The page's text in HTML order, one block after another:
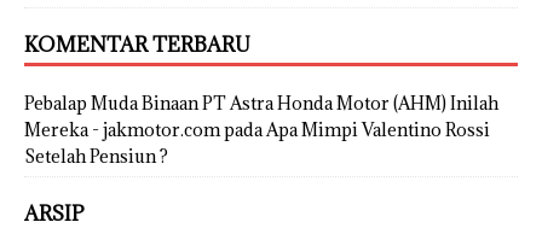
KOMENTAR TERBARU
Pebalap Muda Binaan PT Astra Honda Motor (AHM) Inilah
Mereka - jakmotor.compadaApa Mimpi Valentino Rossi
Setelah Pensiun ?
ARSIP